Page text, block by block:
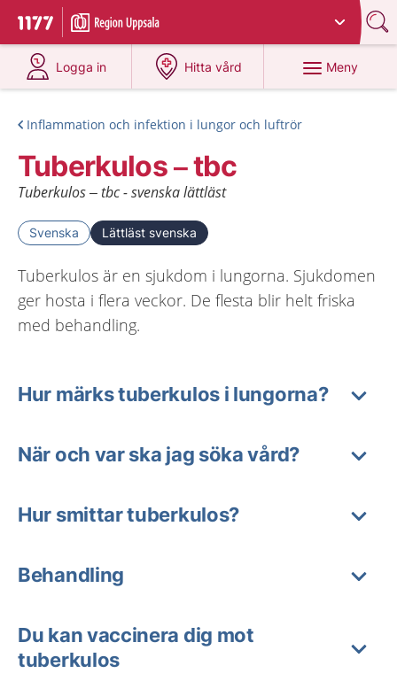
Till startsidan för 1177
Du har valt region
Logga in
på 1177.se
Hitta vård
på 1177.se
Meny
Inflammation och infektion i lungor och luftrör
Tuberkulos – tbc
Tuberkulos – tbc - svenska lättläst
Svenska Lättläst svenska
Tuberkulos är en sjukdom i lungorna. Sjukdomen
ger hosta i flera veckor. De flesta blir helt friska
med behandling.
Hur märks tuberkulos i lungorna?
När och var ska jag söka vård?
Hur smittar tuberkulos?
Behandling
Du kan vaccinera dig mot
tuberkulos